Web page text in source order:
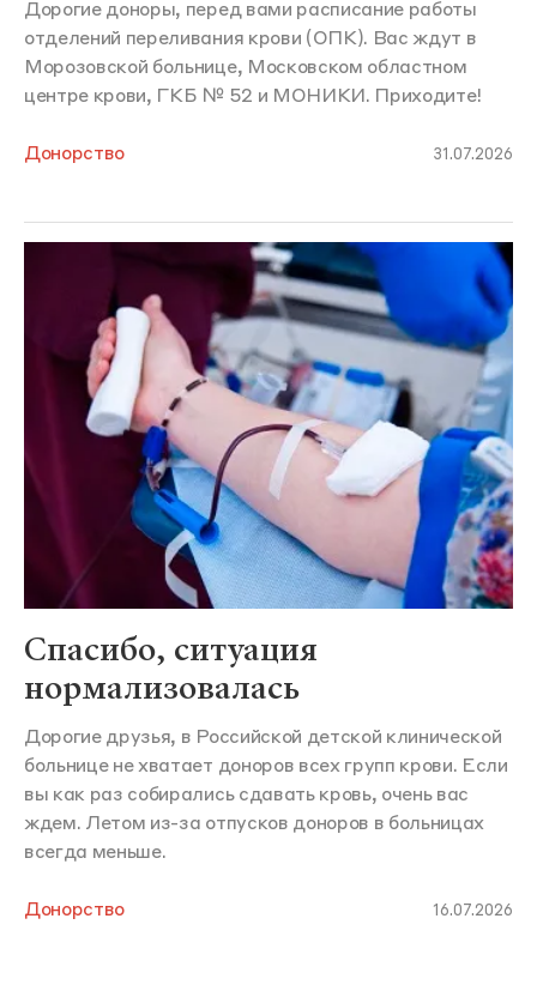
Дорогие доноры, перед вами расписание работы
отделений переливания крови (ОПК). Вас ждут в
Морозовской больнице, Московском областном
центре крови, ГКБ № 52 и МОНИКИ. Приходите!
Донорство 31.07.2026
Спасибо, ситуация
нормализовалась
Дорогие друзья, в Российской детской клинической
больнице не хватает доноров всех групп крови. Если
вы как раз собирались сдавать кровь, очень вас
ждем. Летом из-за отпусков доноров в больницах
всегда меньше.
Донорство 16.07.2026